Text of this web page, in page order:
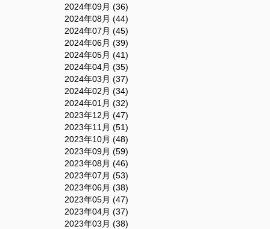
2024年09月 (36)
2024年08月 (44)
2024年07月 (45)
2024年06月 (39)
2024年05月 (41)
2024年04月 (35)
2024年03月 (37)
2024年02月 (34)
2024年01月 (32)
2023年12月 (47)
2023年11月 (51)
2023年10月 (48)
2023年09月 (59)
2023年08月 (46)
2023年07月 (53)
2023年06月 (38)
2023年05月 (47)
2023年04月 (37)
2023年03月 (38)